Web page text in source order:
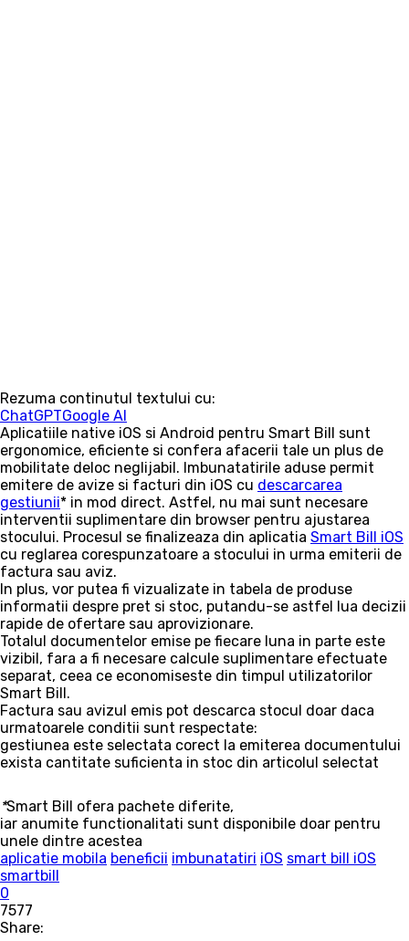
Rezuma continutul textului cu:
ChatGPTGoogle AI
Aplicatiile native iOS si Android pentru Smart Bill sunt
ergonomice, eficiente si confera afacerii tale un plus de
mobilitate deloc neglijabil. Imbunatatirile aduse permit
emitere de avize si facturi din iOS cu descarcarea
gestiunii* in mod direct. Astfel, nu mai sunt necesare
interventii suplimentare din browser pentru ajustarea
stocului. Procesul se finalizeaza din aplicatia Smart Bill iOS
cu reglarea corespunzatoare a stocului in urma emiterii de
factura sau aviz.
In plus, vor putea fi vizualizate in tabela de produse
informatii despre pret si stoc, putandu-se astfel lua decizii
rapide de ofertare sau aprovizionare.
Totalul documentelor emise pe fiecare luna in parte este
vizibil, fara a fi necesare calcule suplimentare efectuate
separat, ceea ce economiseste din timpul utilizatorilor
Smart Bill.
Factura sau avizul emis pot descarca stocul doar daca
urmatoarele conditii sunt respectate:
gestiunea este selectata corect la emiterea documentului
exista cantitate suficienta in stoc din articolul selectat
*Smart Bill ofera pachete diferite,
iar anumite functionalitati sunt disponibile doar pentru
unele dintre acestea
aplicatie mobila beneficii imbunatatiri iOS smart bill iOS
smartbill
0
7577
Share: